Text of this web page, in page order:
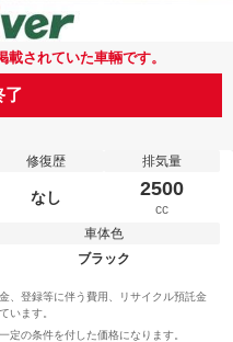
されていた車輛です。
了
修復歴
なし
排気量
2500
cc
車体色
ブラック
、登録等に伴う費用、リサイクル預託金
います。
定の条件を付した価格になります。